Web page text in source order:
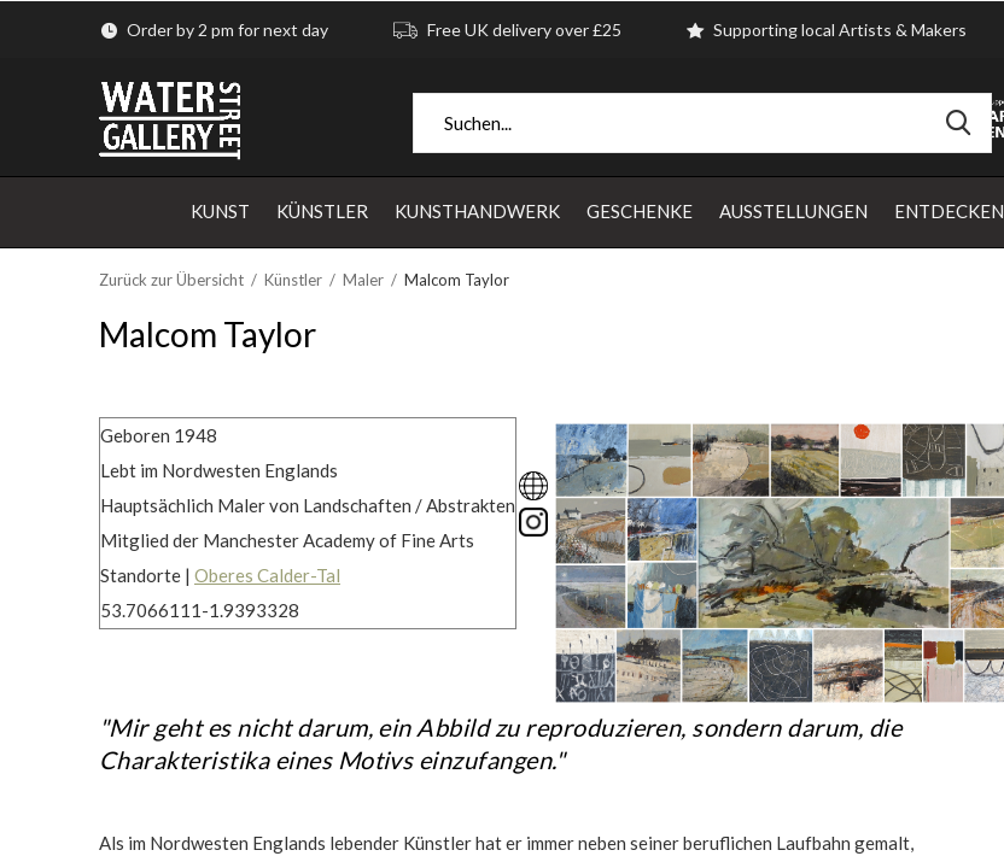
KUNST KÜNSTLER KUNSTHANDWERK GESCHENKE AUSSTELLUNGEN ENTDECKEN
Order by 2 pm for next day Free UK delivery over £25 Supporting local Artists & Makers
Zurück zur Übersicht Künstler Maler Malcom Taylor
Malcom Taylor
Geboren 1948
Lebt im Nordwesten Englands
Hauptsächlich Maler von Landschaften / Abstrakten
Mitglied der Manchester Academy of Fine Arts
Standorte | Oberes Calder-Tal
53.7066111-1.9393328
"Mir geht es nicht darum, ein Abbild zu reproduzieren, sondern darum, die
Charakteristika eines Motivs einzufangen."
Als im Nordwesten Englands lebender Künstler hat er immer neben seiner beruflichen Laufbahn gemalt,